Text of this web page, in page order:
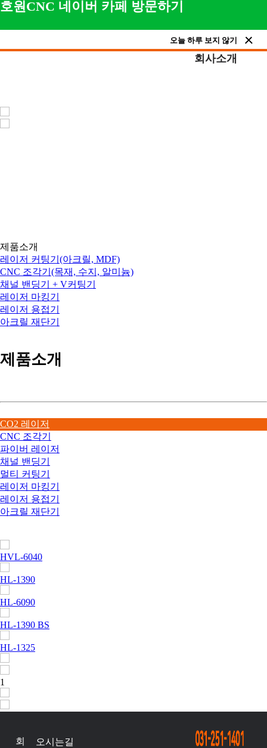
호원CNC 네이버 카페 방문하기
오늘 하루 보지 않기
회사소개
제품소개
레이저 커팅기(아크릴, MDF)
CNC 조각기(목재, 수지, 알미늄)
채널 밴딩기 + V커팅기
레이저 마킹기
레이저 용접기
아크릴 재단기
제품소개
CO2 레이저
CNC 조각기
파이버 레이저
채널 밴딩기
멀티 커팅기
레이저 마킹기
레이저 용접기
아크릴 재단기
HVL-6040
HL-1390
HL-6090
HL-1390 BS
HL-1325
1
회
오시는길